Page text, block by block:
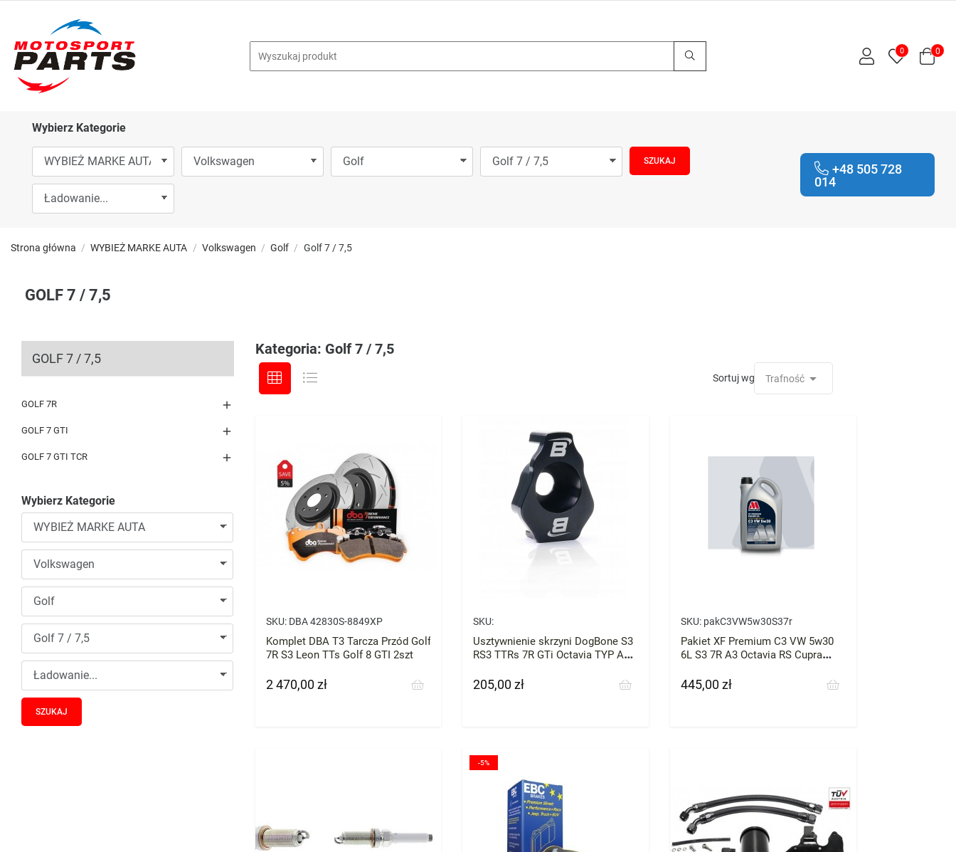
0 0
Wybierz Kategorie
+48 505 728
014
Strona główna WYBIEŻ MARKE AUTA Volkswagen Golf Golf 7 / 7,5
GOLF 7 / 7,5
GOLF 7 / 7,5
GOLF 7R 
GOLF 7 GTI 
GOLF 7 GTI TCR 
Wybierz Kategorie
Kategoria: Golf 7 / 7,5
Sortuj wg: Trafność
SKU: DBA 42830S-8849XP
Komplet DBA T3 Tarcza Przód Golf
7R S3 Leon TTs Golf 8 GTI 2szt
Cena
2 470,00 zł
SKU:
Usztywnienie skrzyni DogBone S3
RS3 TTRs 7R GTi Octavia TYP A
Cena
205,00 zł
SKU: pakC3VW5w30S37r
Pakiet XF Premium C3 VW 5w30
6L S3 7R A3 Octavia RS Cupra
Cena
445,00 zł
-5%